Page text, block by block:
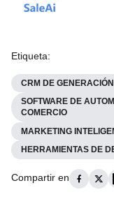
Etiqueta:
CRM DE
SOFTWARE DE
COMERCIO
MARKETING
HERRAMIENTAS DE
Compartir en